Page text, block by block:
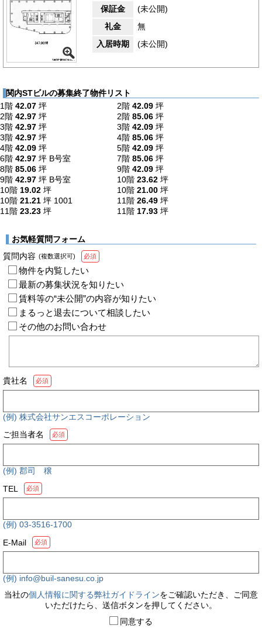
保証金
(未公開)
礼金
無
入居時期
(未公開)
関内STビルの募集終了物件リスト
1階 42.07 坪 2階 42.09 坪
2階 42.97 坪 2階 85.06 坪
3階 42.97 坪 3階 42.09 坪
3階 42.97 坪 4階 85.06 坪
4階 42.09 坪 5階 42.09 坪
6階 42.97 坪 B号室 7階 85.06 坪
8階 85.06 坪 9階 42.09 坪
9階 42.97 坪 B号室 10階 23.62 坪
10階 19.02 坪 10階 21.00 坪
10階 21.21 坪 1001 11階 26.49 坪
11階 23.23 坪 11階 17.93 坪
お気軽質問フォーム
質問内容 (複数選択可) 必須
物件を内覧したい
最新の募集状況を知りたい
賃料等の“未公開”の内容が知りたい
まるっと退去について相談したい
その他のお問い合わせ
貴社名 必須
(例) 株式会社サンエスコーポレーション
ご担当者名
必須
(例) 郡司 穣
TEL
必須
(例) 03-3516-1700
E-Mail
必須
(例) info@buil-sanesu.co.jp
当社の個人情報に関する弊社ガイドラインをご確認いただき、ご同意
いただけたら、送信ボタンを押してください。
同意する